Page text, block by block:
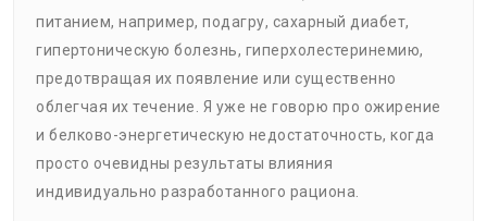
питанием, например, подагру, сахарный диабет,
гипертоническую болезнь, гиперхолестеринемию,
предотвращая их появление или существенно
облегчая их течение. Я уже не говорю про ожирение
и белково-энергетическую недостаточность, когда
просто очевидны результаты влияния
индивидуально разработанного рациона.